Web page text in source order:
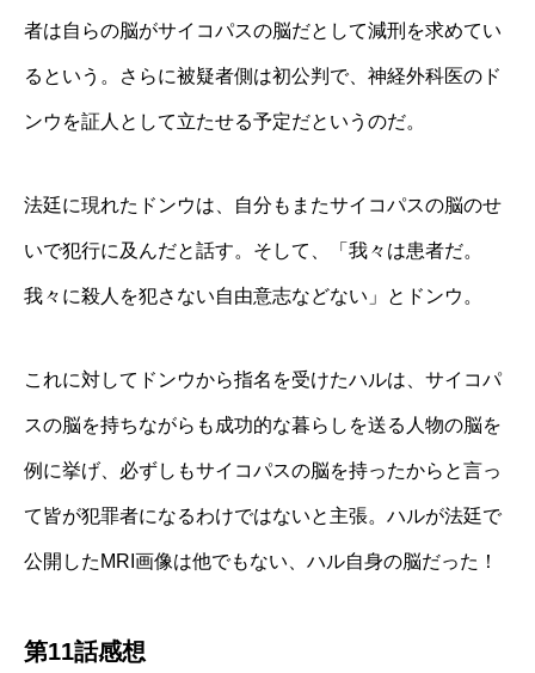
者は自らの脳がサイコパスの脳だとして減刑を求めてい
るという。さらに被疑者側は初公判で、神経外科医のド
ンウを証人として立たせる予定だというのだ。
法廷に現れたドンウは、自分もまたサイコパスの脳のせ
いで犯行に及んだと話す。そして、「我々は患者だ。
我々に殺人を犯さない自由意志などない」とドンウ。
これに対してドンウから指名を受けたハルは、サイコパ
スの脳を持ちながらも成功的な暮らしを送る人物の脳を
例に挙げ、必ずしもサイコパスの脳を持ったからと言っ
て皆が犯罪者になるわけではないと主張。ハルが法廷で
公開したMRI画像は他でもない、ハル自身の脳だった！
第11話感想